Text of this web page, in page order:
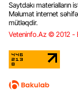
Saytdakı materialların
Məlumat internet
mütləqdir.
Veteninfo.Az © 2012 -